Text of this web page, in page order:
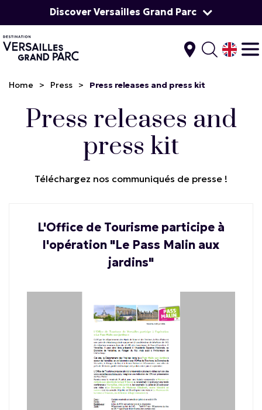
Discover Versailles Grand Parc
Home > Press > Press releases and press kit
Press releases and
press kit
Téléchargez nos communiqués de presse !
L'Office de Tourisme participe à
l'opération "Le Pass Malin aux
jardins"